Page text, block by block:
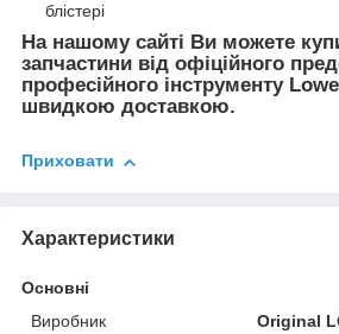
блістері
На нашому сайті Ви можете
запчастини від офіційного
професійного інструменту
швидкою доставкою.
Приховати
Характеристики
Основні
Виробник
Original